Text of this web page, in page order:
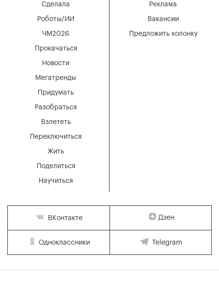
Мегатренды
Придумать
Разобраться
Взлететь
Новости
Переключиться
Жить
Поделиться
Научиться
Сделала
Роботы/ИИ
ЧМ2026
Прокачаться
Вакансии
Реклама
Предложить колонку
ВКонтакте Дзен
Одноклассники Telegram